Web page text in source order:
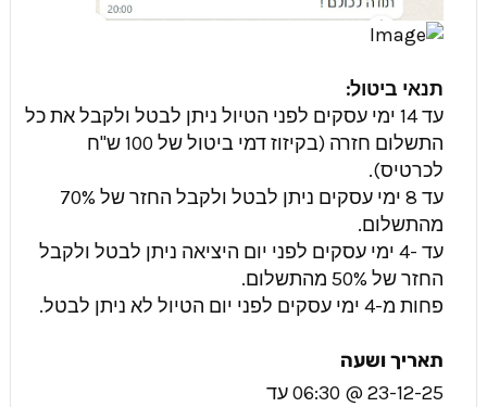
תנאי ביטול:
עד 14 ימי עסקים לפני הטיול ניתן לבטל ולקבל את כל
התשלום חזרה (בקיזוז דמי ביטול של 100 ש"ח
לכרטיס).
עד 8 ימי עסקים ניתן לבטל ולקבל החזר של 70%
מהתשלום.
עד -4 ימי עסקים לפני יום היציאה ניתן לבטל ולקבל
החזר של 50% מהתשלום.
פחות מ-4 ימי עסקים לפני יום הטיול לא ניתן לבטל.
תאריך ושעה
23-12-25 @ 06:30
עד